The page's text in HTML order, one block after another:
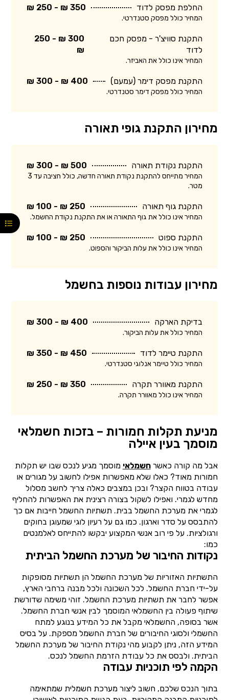
החלפת מפסק לדוד 350 ₪ - 250 ₪
המחיר כולל מפסק סטנדרטי.
התקנת סוויצ'ר - מפסק חכם
לדוד
300 ₪ - 250
₪
המחיר אינו כולל את האביזר.
התקנת מפסק דימר (עמעם) 400 ₪ - 300 ₪
המחיר כולל מפסק דימר סטנדרטי.
מחירון התקנת גופי תאורה
התקנת נקודת תאורה 500 ₪ - 300 ₪
המחיר מתייחס להתקנת נקודת תאורה חדשה, כולל חציבה עד 3
מטר.
התקנת גוף תאורה 250 ₪ - 100 ₪
המחיר אינו כולל את גוף התאורה או את התקנת נקודת החשמל.
התקנת ספוט 250 ₪ - 100 ₪
המחיר אינו כולל את עלות הביקור והספוט.
מחירון עבודות נוספות בחשמל
בדיקת הארקה 400 ₪ - 300 ₪
המחיר כולל את עלות הביקור.
התקנת טיימר לדוד 450 ₪ - 350 ₪
המחיר כולל טיימר אנלוגי סטנדרטי.
התקנת מאוורר תקרה 350 ₪ - 250 ₪
המחיר אינו כולל מאוורר תקרה.
מניעת תקלות חמורות – בזכות חשמלאי
מוסמך בעין איילה
אבל מה קורה כאשרחשמלאי מוסמך מגיע לנכס שבו יש תקלות
חמורות מאוד? כאלו שלא מאפשרות אפילו לחשוב על מגורים או
עבודה בטווח הקצר? ובכן במצבים כאלה צריך לחשב מסלול
מחדש לגמרי. ואפילו לשקול בצורה רצינית את האפשרות להחליף
לגמרי את מערכת החשמל בבית. תשתיות החשמל חייבות אם כך
להתבסס על סדר וארגון. כמו גם על רעיון לוגי שמעוגן בחוקים
ורגולציות. על פי רוב אנשי המקצוע יבקשו להתייחס לאלמנטים
כמו:
נקודות החיבור של מערכת החשמל הביתית
התשתיות האזוריות של מערכת החשמל הן תשתיות מסופקות
על-ידי חברת החשמל. לכל השכונה ולכל מבנה ברחבי הארץ,
אפשר לחבר את תשתיות מערכת החשמל. זוהי משימה שדורשת
שיתוף פעולה בין החשמלאי המוסמך לבין אנשי חברת החשמל.
אשר בסופה, החשמלאי מקבל את כל המידע בנוגע למתח
החשמלי ולסוגי החיבורים של חברת החשמל מספקת. על בסיס
המידע הזה, ניתן לקבוע מהי נקודת החיבור של מערכת החשמל
הביתית. ולבסס את כל עבודת הזרמת החשמל לנכס.
הקמה לפי תוכניות עבודה
בתוך הנכס שלכם, חשוב ליצור מערכת חשמלית שמתאימה